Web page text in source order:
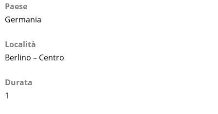
Paese
Germania
Località
Berlino – Centro
Durata
1